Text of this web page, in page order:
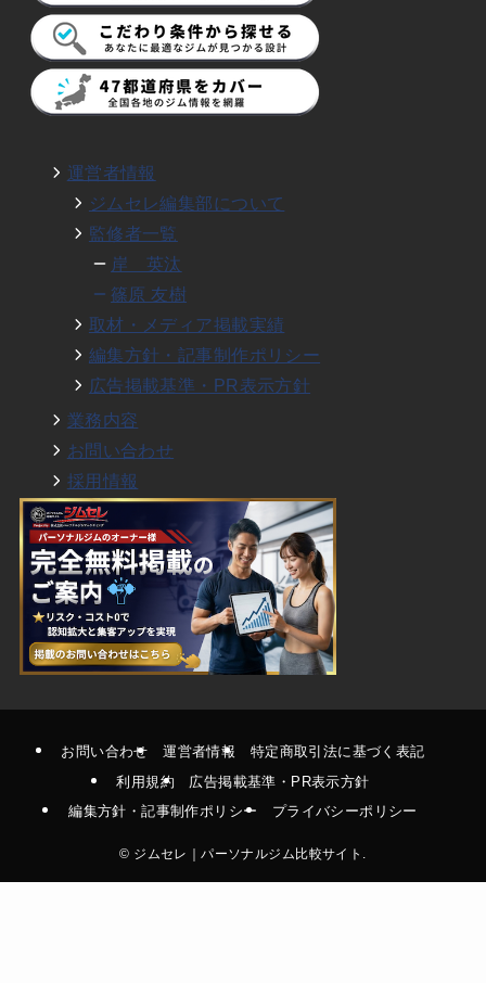
運営者情報
ジムセレ編集部について
監修者一覧
岸 英汰
篠原 友樹
取材・メディア掲載実績
編集方針・記事制作ポリシー
広告掲載基準・PR表示方針
業務内容
お問い合わせ
採用情報
お問い合わせ 運営者情報
特定商取引法に基づく表記
利用規約
広告掲載基準・PR表示方針
編集方針・記事制作ポリシー
プライバシーポリシー
© ジムセレ｜パーソナルジム比較サイト.